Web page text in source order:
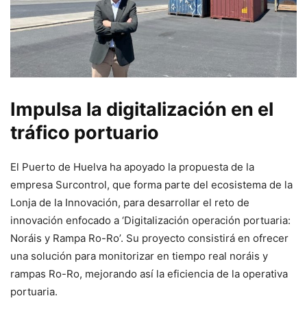
Impulsa la digitalización en el
tráfico portuario
El Puerto de Huelva ha apoyado la propuesta de la
empresa Surcontrol, que forma parte del ecosistema de la
Lonja de la Innovación, para desarrollar el reto de
innovación enfocado a ‘Digitalización operación portuaria:
Noráis y Rampa Ro-Ro’. Su proyecto consistirá en ofrecer
una solución para monitorizar en tiempo real noráis y
rampas Ro-Ro, mejorando así la eficiencia de la operativa
portuaria.